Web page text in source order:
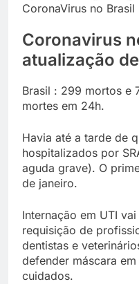
CoronaVirus no
Coronavirus
atualização
Brasil : 299 mortos e
mortes em 24h.
Havia até a tarde de
hospitalizados por
aguda grave). O
de janeiro.
Internação em UTI
requisição de
dentistas e
defender máscara
cuidados.